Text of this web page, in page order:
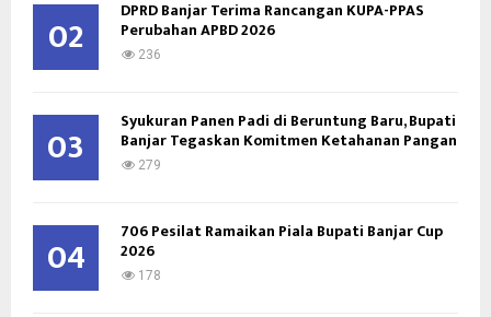
02 DPRD Banjar Terima Rancangan KUPA-PPAS
Perubahan APBD 2026
236
03 Syukuran Panen Padi di Beruntung Baru, Bupati
Banjar Tegaskan Komitmen Ketahanan Pangan
279
04 706 Pesilat Ramaikan Piala Bupati Banjar Cup
2026
178